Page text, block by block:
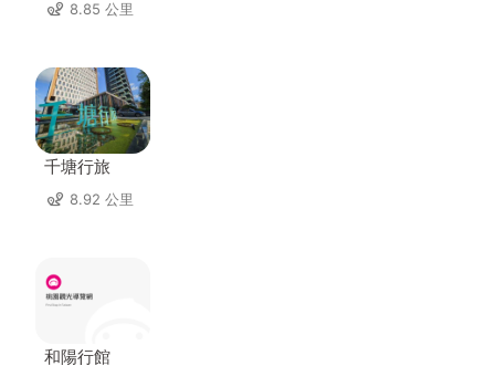
8.85 公里
千塘行旅
8.92 公里
和陽行館